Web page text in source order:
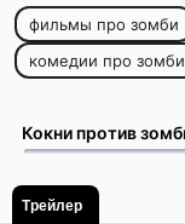
фильмы про зомби
комедии про зомби
Кокни против
Трейлер